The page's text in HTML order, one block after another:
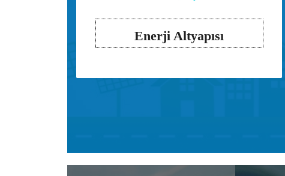
Enerji Altyapısı